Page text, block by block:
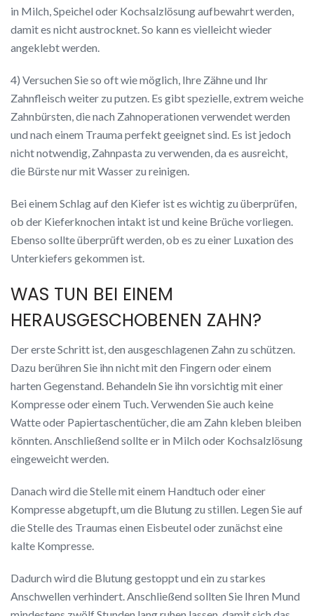
in Milch, Speichel oder Kochsalzlösung aufbewahrt werden,
damit es nicht austrocknet. So kann es vielleicht wieder
angeklebt werden.
4) Versuchen Sie so oft wie möglich, Ihre Zähne und Ihr
Zahnfleisch weiter zu putzen. Es gibt spezielle, extrem weiche
Zahnbürsten, die nach Zahnoperationen verwendet werden
und nach einem Trauma perfekt geeignet sind. Es ist jedoch
nicht notwendig, Zahnpasta zu verwenden, da es ausreicht,
die Bürste nur mit Wasser zu reinigen.
Bei einem Schlag auf den Kiefer ist es wichtig zu überprüfen,
ob der Kieferknochen intakt ist und keine Brüche vorliegen.
Ebenso sollte überprüft werden, ob es zu einer Luxation des
Unterkiefers gekommen ist.
WAS TUN BEI EINEM
HERAUSGESCHOBENEN ZAHN?
Der erste Schritt ist, den ausgeschlagenen Zahn zu schützen.
Dazu berühren Sie ihn nicht mit den Fingern oder einem
harten Gegenstand. Behandeln Sie ihn vorsichtig mit einer
Kompresse oder einem Tuch. Verwenden Sie auch keine
Watte oder Papiertaschentücher, die am Zahn kleben bleiben
könnten. Anschließend sollte er in Milch oder Kochsalzlösung
eingeweicht werden.
Danach wird die Stelle mit einem Handtuch oder einer
Kompresse abgetupft, um die Blutung zu stillen. Legen Sie auf
die Stelle des Traumas einen Eisbeutel oder zunächst eine
kalte Kompresse.
Dadurch wird die Blutung gestoppt und ein zu starkes
Anschwellen verhindert. Anschließend sollten Sie Ihren Mund